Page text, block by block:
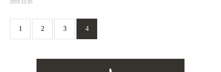
2019.12.05
1 2 3 4